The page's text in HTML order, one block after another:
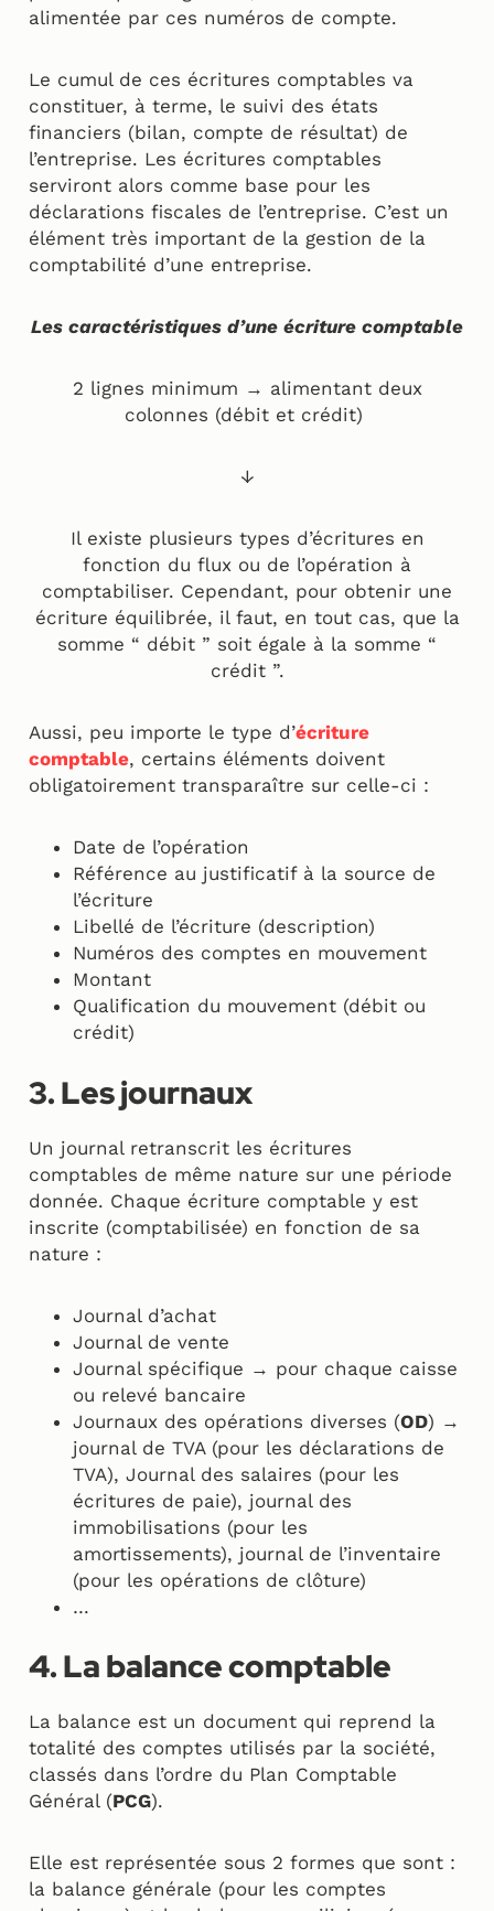
alimentée par ces numéros de compte.
Le cumul de ces écritures comptables va
constituer, à terme, le suivi des états
financiers (bilan, compte de résultat) de
l’entreprise. Les écritures comptables
serviront alors comme base pour les
déclarations fiscales de l’entreprise. C’est un
élément très important de la gestion de la
comptabilité d’une entreprise.
Les caractéristiques d’une écriture comptable
2 lignes minimum → alimentant deux
colonnes (débit et crédit)
↓
Il existe plusieurs types d’écritures en
fonction du flux ou de l’opération à
comptabiliser. Cependant, pour obtenir une
écriture équilibrée, il faut, en tout cas, que la
somme “ débit ” soit égale à la somme “
crédit ”.
Aussi, peu importe le type d’écriture
comptable, certains éléments doivent
obligatoirement transparaître sur celle-ci :
Date de l’opération
Référence au justificatif à la source de
l’écriture
Libellé de l’écriture (description)
Numéros des comptes en mouvement
Montant
Qualification du mouvement (débit ou
crédit)
3. Les journaux
Un journal retranscrit les écritures
comptables de même nature sur une période
donnée. Chaque écriture comptable y est
inscrite (comptabilisée) en fonction de sa
nature :
Journal d’achat
Journal de vente
Journal spécifique → pour chaque caisse
ou relevé bancaire
Journaux des opérations diverses (OD) →
journal de TVA (pour les déclarations de
TVA), Journal des salaires (pour les
écritures de paie), journal des
immobilisations (pour les
amortissements), journal de l’inventaire
(pour les opérations de clôture)
…
4. La balance comptable
La balance est un document qui reprend la
totalité des comptes utilisés par la société,
classés dans l’ordre du Plan Comptable
Général (PCG).
Elle est représentée sous 2 formes que sont :
la balance générale (pour les comptes